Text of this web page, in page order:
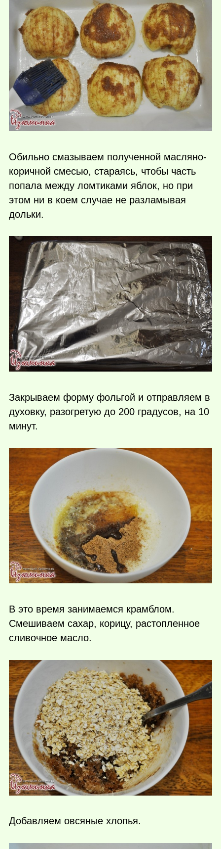
Обильно смазываем полученной масляно-
коричной смесью, стараясь, чтобы часть
попала между ломтиками яблок, но при
этом ни в коем случае не разламывая
дольки.
Закрываем форму фольгой и отправляем в
духовку, разогретую до 200 градусов, на 10
минут.
В это время занимаемся крамблом.
Смешиваем сахар, корицу, растопленное
сливочное масло.
Добавляем овсяные хлопья.